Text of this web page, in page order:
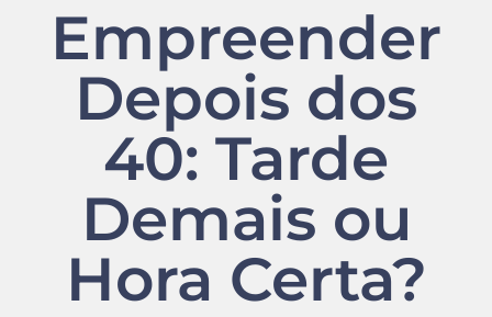
Empreender
Depois dos
40: Tarde
Demais ou
Hora Certa?